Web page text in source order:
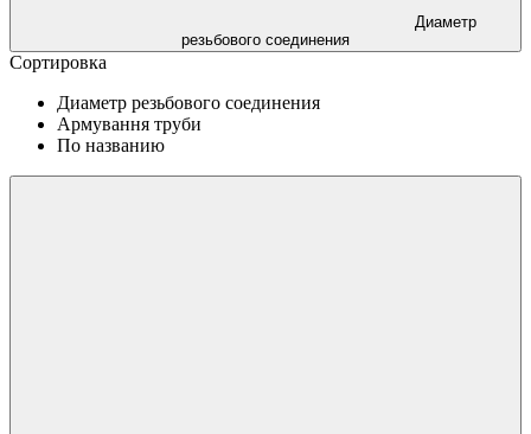
Диаметр
резьбового соединения
Сортировка
Диаметр резьбового соединения
Армування труби
По названию